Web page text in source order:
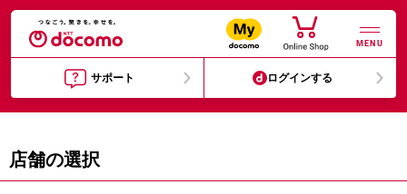
MENU
サポート ログインする
店舗の選択